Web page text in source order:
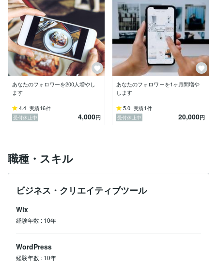
あなたのフォロワーを200人増やし
ます
4.4 実績16件
受付休止中
4,000円
あなたのフォロワーを1ヶ月間増や
します
5.0 実績1 件
受付休止中
20,000円
職種・スキル
ビジネス・クリエイティブツール
Wix
経験年数 : 10年
WordPress
経験年数 : 10年